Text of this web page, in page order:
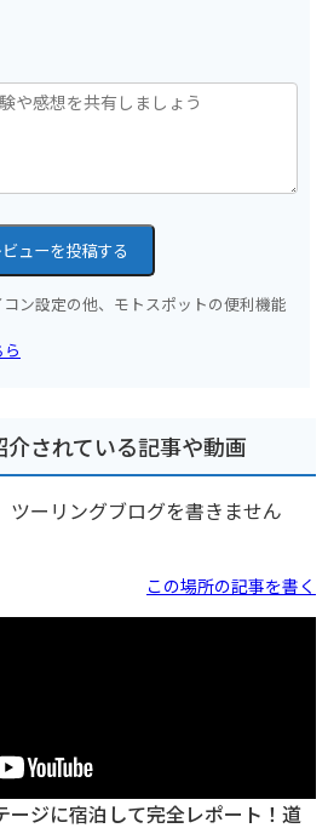
ビューを投稿する
ン設定の他、モトスポットの便利機能
ら
されている記事や動画
ツーリングブログを書きません
この場所の記事を書く
ージに宿泊して完全レポート！道